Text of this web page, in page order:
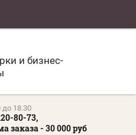
и бизнес-
до 18.30
80-73,
- 30 000 руб